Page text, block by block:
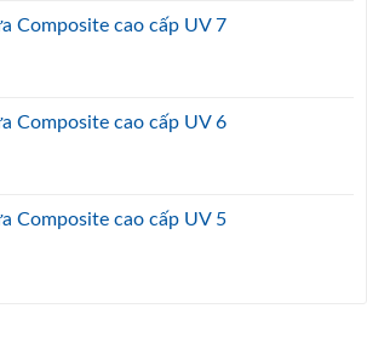
Composite cao cấp UV 7
Composite cao cấp UV 6
Composite cao cấp UV 5